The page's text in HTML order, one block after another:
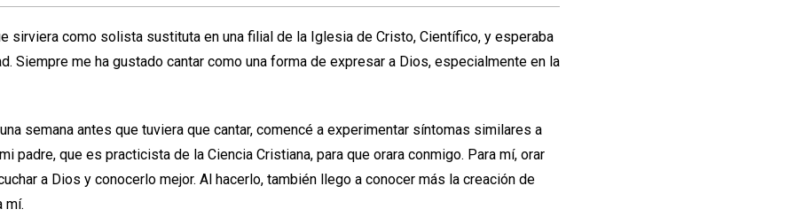
sirviera como solista sustituta en una filial de la Iglesia de Cristo, Científico, y esperaba
Siempre me ha gustado cantar como una forma de expresar a Dios, especialmente en la
semana antes que tuviera que cantar, comencé a experimentar síntomas similares a
padre, que es practicista de la Ciencia Cristiana, para que orara conmigo. Para mí, orar
a Dios y conocerlo mejor. Al hacerlo, también llego a conocer más la creación de
mí.